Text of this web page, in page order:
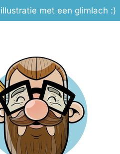
met een glimlach :)